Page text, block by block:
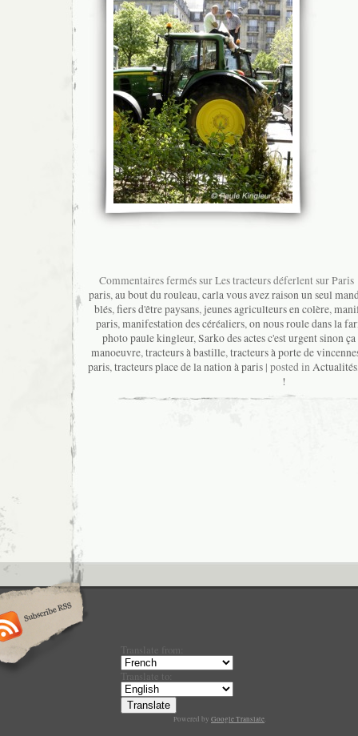
Commentaires ferméssur Les tracteurs déferlent sur Paris
paris, au bout du rouleau, carla vous avez raison un seul
blés, fiers d'être paysans, jeunes agriculteurs en colère,
paris, manifestation des céréaliers, on nous roule dans la
photo paule kingleur, Sarko des actes c'est urgent sinon
manoeuvre, tracteurs à bastille, tracteurs à porte de
paris, tracteurs place de la nation à paris | posted in Actualités
!
Translate from:
Translate to:
Powered by Google Translate.